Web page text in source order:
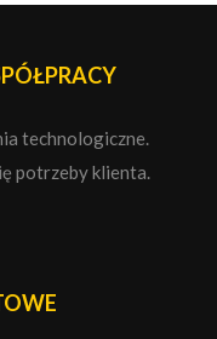
technologiczne.
potrzeby klienta.